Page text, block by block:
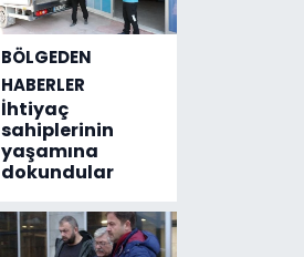
BÖLGEDEN
HABERLER
İhtiyaç
sahiplerinin
yaşamına
dokundular